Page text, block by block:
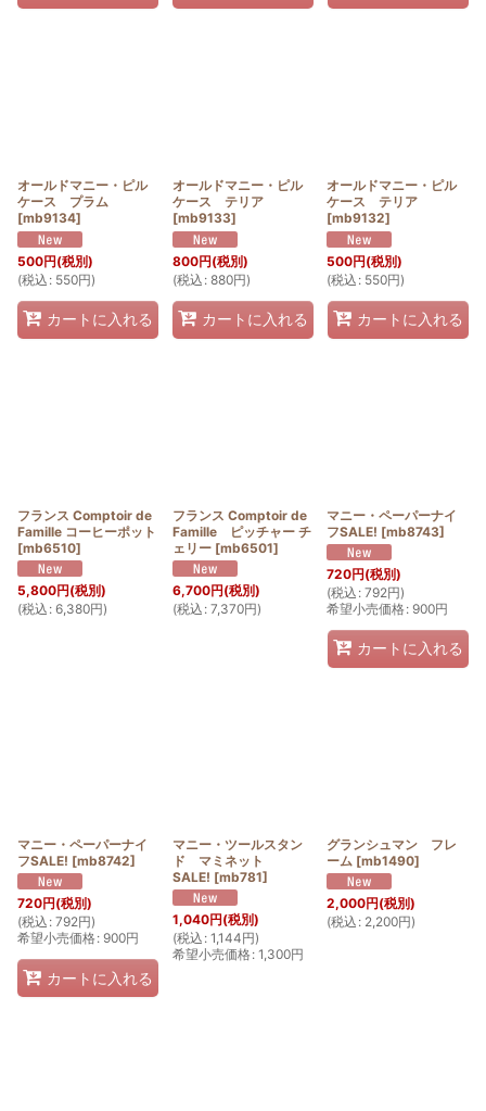
オールドマニー・ピル
ケース プラム
[mb9134]
500円(税別)
(税込 : 550円)
カートに入れる
オールドマニー・ピル
ケース テリア
[mb9133]
800円(税別)
(税込 : 880円)
カートに入れる
オールドマニー・ピル
ケース テリア
[mb9132]
500円(税別)
(税込 : 550円)
カートに入れる
フランス Comptoir de
Famille コーヒーポット
[mb6510]
5,800円(税別)
(税込 : 6,380円)
フランス Comptoir de
Famille ピッチャー チ
ェリー [mb6501]
6,700円(税別)
(税込 : 7,370円)
マニー・ペーパーナイ
フSALE! [mb8743]
720円(税別)
(税込 : 792円)
希望小売価格: 900円
カートに入れる
マニー・ペーパーナイ
フSALE! [mb8742]
720円(税別)
(税込 : 792円)
希望小売価格: 900円
カートに入れる
マニー・ツールスタン
ド マミネット
SALE! [mb781]
1,040円(税別)
(税込 : 1,144円)
希望小売価格: 1,300円
グランシュマン フレ
ーム [mb1490]
2,000円(税別)
(税込 : 2,200円)